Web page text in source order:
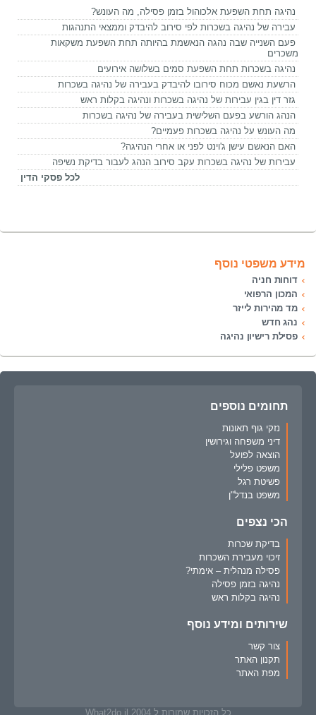
נהיגה תחת השפעת אלכוהול בזמן פסילה, מה העונש?
עבירה של נהיגה בשכרות לפי סירוב להיבדק וממצאי התנהגות
פעם השנייה שבה נהגה הנאשמת בהיותה תחת השפעת משקאות
משכרים
נהיגה בשכרות תחת השפעת סמים בשלושה אירועים
הרשעת נאשם מכוח סירובו להיבדק בעבירה של נהיגה בשכרות
גזר דין בגין עבירות של נהיגה בשכרות ונהיגה בקלות ראש
הנהג הורשע בפעם השלישית בעבירה של נהיגה בשכרות
מה העונש על נהיגה בשכרות פעמיים?
האם הנאשם עישן ג'וינט לפני או אחרי הנהיגה?
עבירות של נהיגה בשכרות עקב סירוב הנהג לעבור בדיקת נשיפה
לכל פסקי הדין
מידע משפטי נוסף
דוחות חניה
המכון הרפואי
מד מהירות לייזר
נהג חדש
פסילת רישיון נהיגה
תחומים נוספים
נזקי גוף תאונות
דיני משפחה וגירושין
הוצאה לפועל
משפט פלילי
פשיטת רגל
משפט בנדל"ן
הכי נצפים
בדיקת שכרות
זיכוי מעבירת השכרות
פסילה מנהלית – אימתי?
נהיגה בזמן פסילה
נהיגה בקלות ראש
שירותים ומידע נוסף
צור קשר
תקנון האתר
מפת האתר
כל הזכויות שמורות ל What2do.il 2004